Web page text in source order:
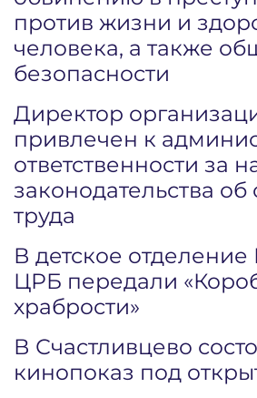
против жизни и
человека, а также
безопасности
Директор
привлечен к
ответственности за
законодательства об
труда
В детское отделение
ЦРБ передали
храбрости»
В Счастливцево
кинопоказ под